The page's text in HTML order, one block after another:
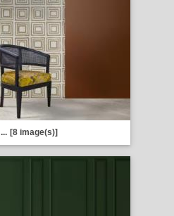
... [8 image(s)]